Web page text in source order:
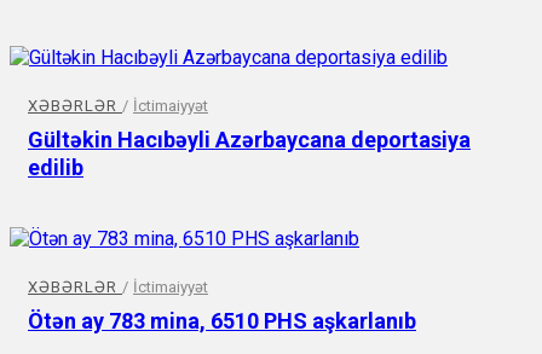
XƏBƏRLƏR / İctimaiyyət
Gültəkin Hacıbəyli Azərbaycana deportasiya
edilib
XƏBƏRLƏR / İctimaiyyət
Ötən ay 783 mina, 6510 PHS aşkarlanıb